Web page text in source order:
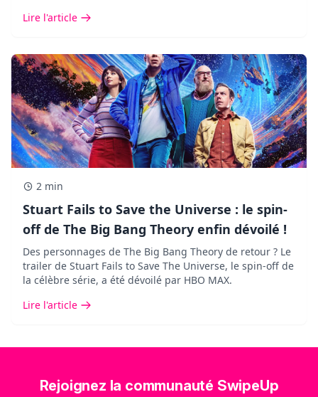
Lire l'article
2 min
Stuart Fails to Save the Universe : le spin-
off de The Big Bang Theory enfin dévoilé !
Des personnages de The Big Bang Theory de retour ? Le
trailer de Stuart Fails to Save The Universe, le spin-off de
la célèbre série, a été dévoilé par HBO MAX.
Lire l'article
Rejoignez la communauté SwipeUp